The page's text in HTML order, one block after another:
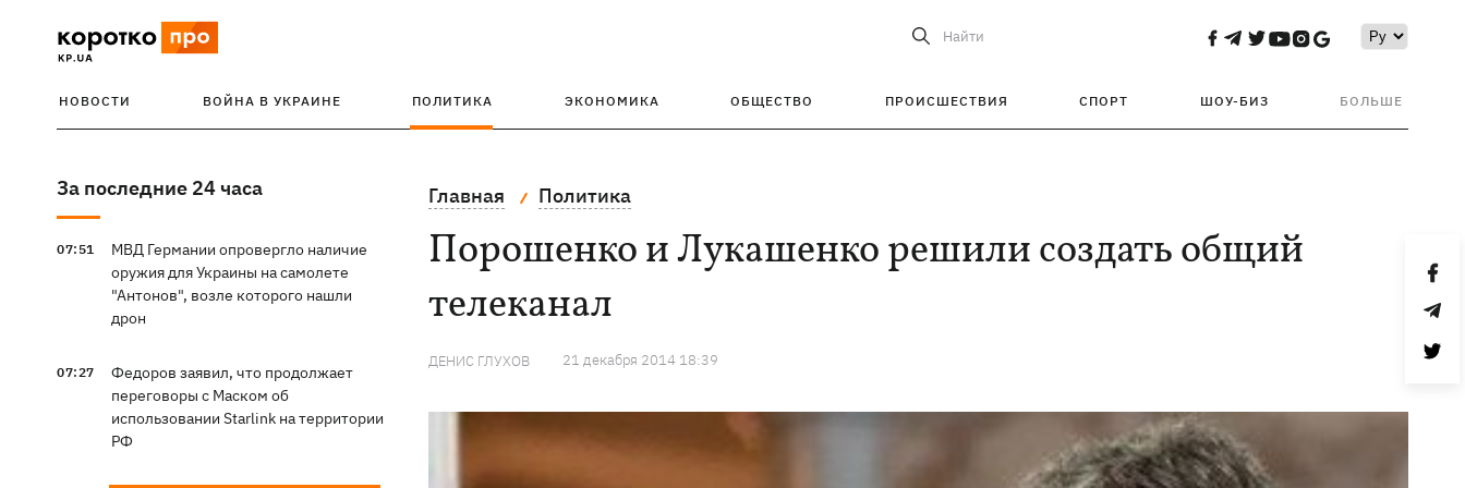
Найти
НОВОСТИ ВОЙНА В УКРАИНЕ ПОЛИТИКА ЭКОНОМИКА ОБЩЕСТВО ПРОИСШЕСТВИЯ СПОРТ ШОУ-БИЗ БОЛЬШЕ
За последние 24 часа
07:51
МВД Германии опровергло наличие
оружия для Украины на самолете
"Антонов", возле которого нашли
дрон
07:27
Федоров заявил, что продолжает
переговоры с Маском об
использовании Starlink на территории
РФ
Главная Политика
Порошенко и Лукашенко решили создать общий
телеканал
ДЕНИС ГЛУХОВ 21 декабря 2014 18:39